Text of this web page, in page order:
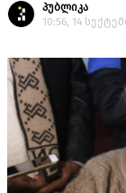
პუბლიკა
10:56, 14